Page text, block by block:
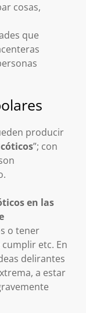
cosas,
que
producir
”; con
en las
o tener
etc. En
delirantes
a estar